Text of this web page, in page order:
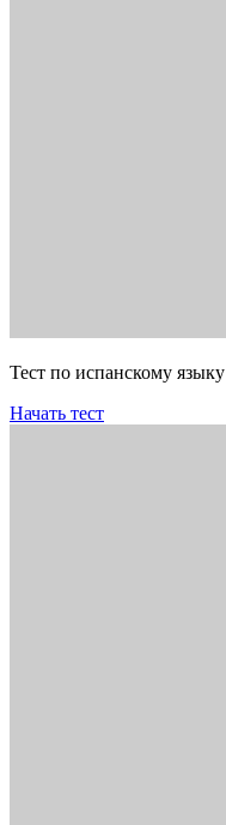
Тест по испанскому языку
Начать тест